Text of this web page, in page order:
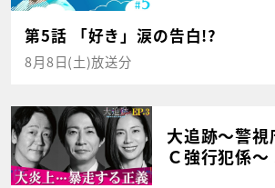
第5話 「好き」涙の告白!?
8月8日(土)放送分
大追跡～警視
Ｃ強行犯係